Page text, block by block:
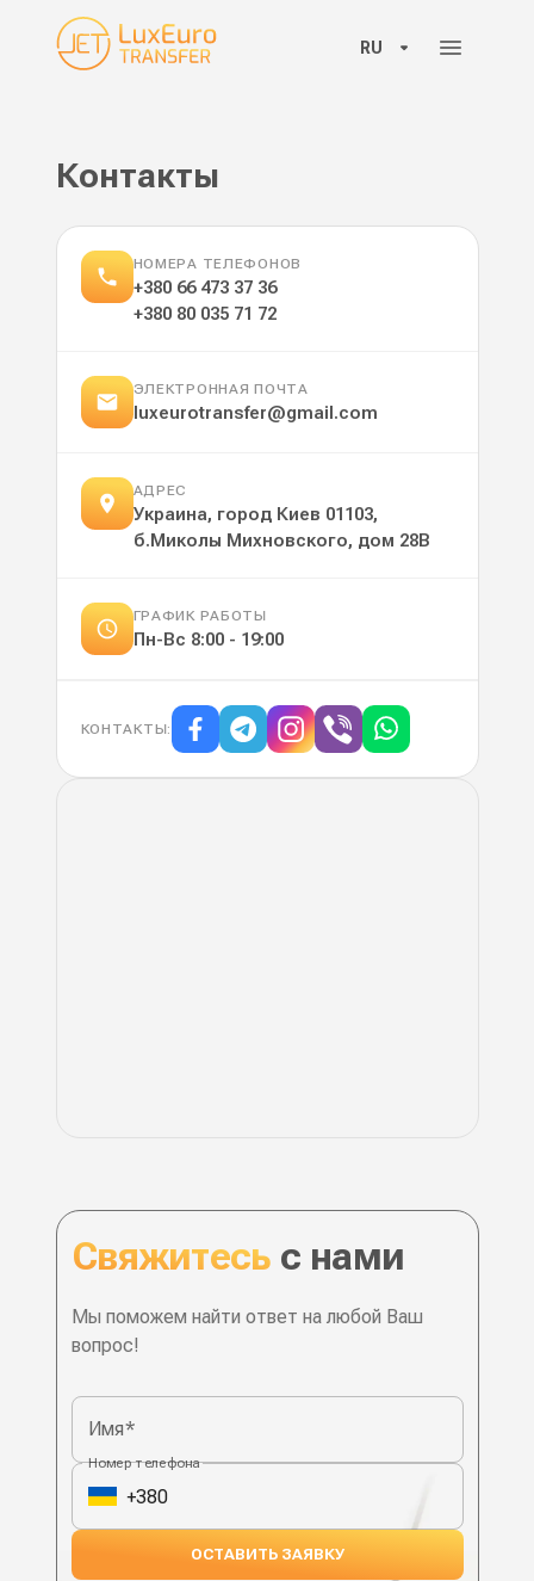
RU
Контакты
НОМЕРА ТЕЛЕФОНОВ
+380 66 473 37 36
+380 80 035 71 72
ЭЛЕКТРОННАЯ ПОЧТА
luxeurotransfer@gmail.com
АДРЕС
Украина, город Киев 01103,
б.Миколы Михновского, дом 28В
ГРАФИК РАБОТЫ
Пн-Вс 8:00 - 19:00
КОНТАКТЫ:
Наши контакты
Свяжитесь с нами
Мы поможем найти ответ на любой Ваш
вопрос!
Имя*
Номер телефона
ОСТАВИТЬ ЗАЯВКУ